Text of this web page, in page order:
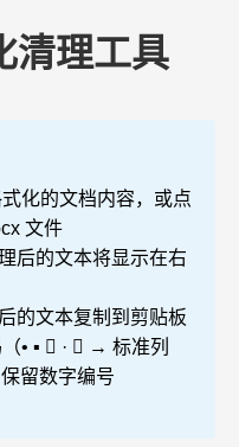
清理工具
化的文档内容，或点
文件
后的文本将显示在右
的文本复制到剪贴板
• ▪  · ➤ → 标准列
留数字编号